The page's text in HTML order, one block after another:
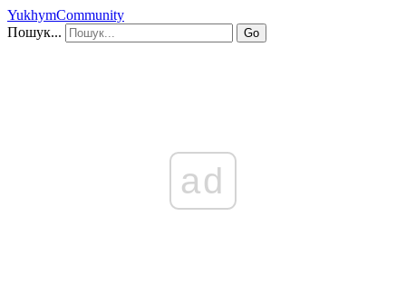
YukhymCommunity
Пошук...
Go
ad